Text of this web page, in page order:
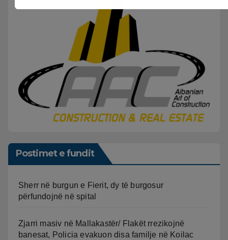
Postimet e fundit
Sherr në burgun e Fierit, dy të burgosur
përfundojnë në spital
Zjarri masiv në Mallakastër/ Flakët rrezikojnë
banesat, Policia evakuon disa familje në Koilac